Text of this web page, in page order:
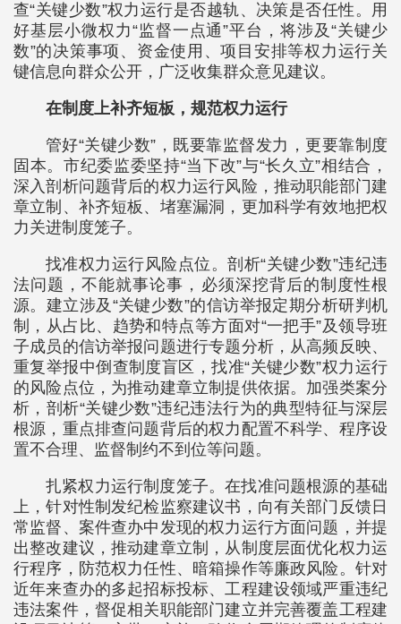
查“关键少数”权力运行是否越轨、决策是否任性。用
好基层小微权力“监督一点通”平台，将涉及“关键少
数”的决策事项、资金使用、项目安排等权力运行关
键信息向群众公开，广泛收集群众意见建议。
在制度上补齐短板，规范权力运行
管好“关键少数”，既要靠监督发力，更要靠制度
固本。市纪委监委坚持“当下改”与“长久立”相结合，
深入剖析问题背后的权力运行风险，推动职能部门建
章立制、补齐短板、堵塞漏洞，更加科学有效地把权
力关进制度笼子。
找准权力运行风险点位。剖析“关键少数”违纪违
法问题，不能就事论事，必须深挖背后的制度性根
源。建立涉及“关键少数”的信访举报定期分析研判机
制，从占比、趋势和特点等方面对“一把手”及领导班
子成员的信访举报问题进行专题分析，从高频反映、
重复举报中倒查制度盲区，找准“关键少数”权力运行
的风险点位，为推动建章立制提供依据。加强类案分
析，剖析“关键少数”违纪违法行为的典型特征与深层
根源，重点排查问题背后的权力配置不科学、程序设
置不合理、监督制约不到位等问题。
扎紧权力运行制度笼子。在找准问题根源的基础
上，针对性制发纪检监察建议书，向有关部门反馈日
常监督、案件查办中发现的权力运行方面问题，并提
出整改建议，推动建章立制，从制度层面优化权力运
行程序，防范权力任性、暗箱操作等廉政风险。针对
近年来查办的多起招标投标、工程建设领域严重违纪
违法案件，督促相关职能部门建立并完善覆盖工程建